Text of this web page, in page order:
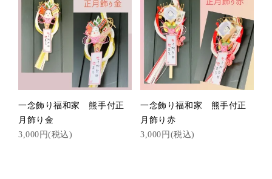
一念飾り福和家 熊手付正
月飾り金
3,000円(税込)
一念飾り福和家 熊手付正
月飾り赤
3,000円(税込)